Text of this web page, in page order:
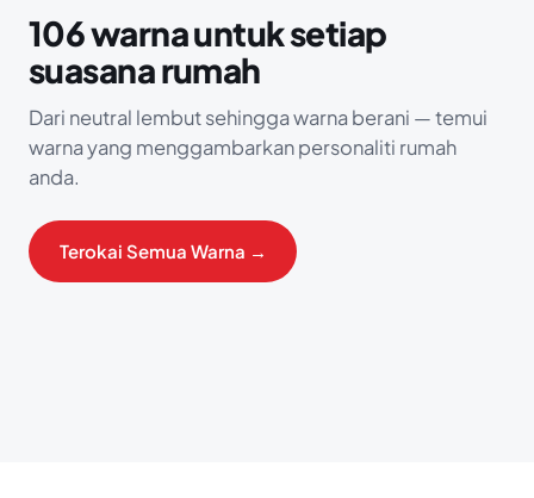
106 warna untuk setiap
suasana rumah
Dari neutral lembut sehingga warna berani — temui
warna yang menggambarkan personaliti rumah
anda.
Terokai Semua Warna →